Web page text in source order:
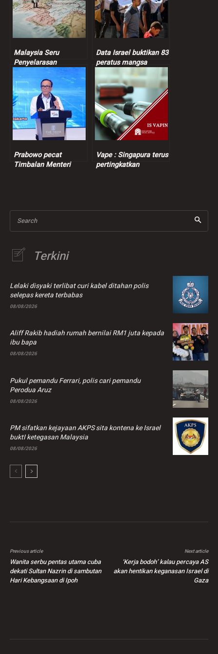
Malaysia Seru
Penyelarasan
Berterusan Dalam
Proses Keamanan
Bangsamoro
Data Israel buktikan 83
peratus mangsa
dibunuh tentera Zionis
orang awam
Prabowo pecat
Timbalan Menteri
Vape : Singapura terus
pertingkatkan
Search
Terkini
Lelaki disyaki terlibat curi kabel ditahan polis
selepas kereta terbabas
08/08/2026
Aliff Rakib hadiah rumah bernilai RM1 juta kepada
ibu bapa
08/08/2026
Pukul pemandu Ferrari, polis cari pemandu
Perodua Aruz
08/08/2026
PM sifatkan kejayaan AKPS sita kontena ke Israel
buktI ketegasan Malaysia
08/08/2026
Previous article
Wanita serbu pentas utama cuba
dekati Sultan Nazrin di sambutan
Hari Kebangsaan di Ipoh
Next article
‘Kerja bodoh’ kalau percaya AS
akan hentikan keganasan Israel di
Gaza